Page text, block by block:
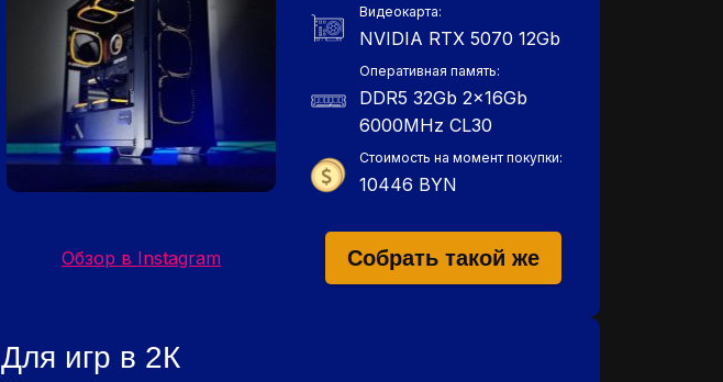
Видеокарта:
NVIDIA RTX 5070 12Gb
Оперативная память:
DDR5 32Gb 2x16Gb
6000MHz СL30
Стоимость на момент покупки:
10446 BYN
Обзор в Instagram Собрать такой же
Для игр в 2К